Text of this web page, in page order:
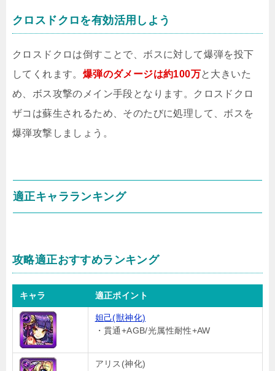
クロスドクロを有効活用しよう
クロスドクロは倒すことで、ボスに対して爆弾を投下
してくれます。 爆弾のダメージは約100万と大きいた
め、ボス攻撃のメイン手段となります。クロスドクロ
ザコは蘇生されるため、そのたびに処理して、ボスを
爆弾攻撃しましょう。
適正キャラランキング
攻略適正おすすめランキング
キャラ 適正ポイント
妲己(獣神化)
・貫通+AGB/光属性耐性+AW
アリス(神化)